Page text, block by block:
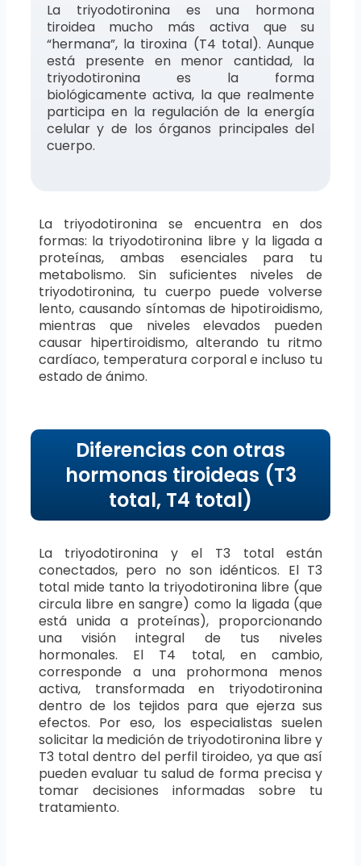
La triyodotironina es una hormona
tiroidea mucho más activa que su
“hermana”, la tiroxina (T4 total). Aunque
está presente en menor cantidad, la
triyodotironina es la forma
biológicamente activa, la que realmente
participa en la regulación de la energía
celular y de los órganos principales del
cuerpo.
La triyodotironina se encuentra en dos
formas: la triyodotironina libre y la ligada a
proteínas, ambas esenciales para tu
metabolismo. Sin suficientes niveles de
triyodotironina, tu cuerpo puede volverse
lento, causando síntomas de hipotiroidismo,
mientras que niveles elevados pueden
causar hipertiroidismo, alterando tu ritmo
cardíaco, temperatura corporal e incluso tu
estado de ánimo.
Diferencias con otras
hormonas tiroideas (T3
total, T4 total)
La triyodotironina y el T3 total están
conectados, pero no son idénticos. El T3
total mide tanto la triyodotironina libre (que
circula libre en sangre) como la ligada (que
está unida a proteínas), proporcionando
una visión integral de tus niveles
hormonales. El T4 total, en cambio,
corresponde a una prohormona menos
activa, transformada en triyodotironina
dentro de los tejidos para que ejerza sus
efectos. Por eso, los especialistas suelen
solicitar la medición de triyodotironina libre y
T3 total dentro del perfil tiroideo, ya que así
pueden evaluar tu salud de forma precisa y
tomar decisiones informadas sobre tu
tratamiento.